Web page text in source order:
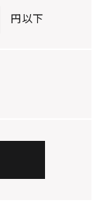
円以下